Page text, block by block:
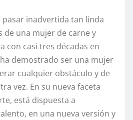
inadvertida tan linda
de una mujer de carne y
con casi tres décadas en
demostrado ser una mujer
cualquier obstáculo y de
vez. En su nueva faceta
está dispuesta a
en una nueva versión y